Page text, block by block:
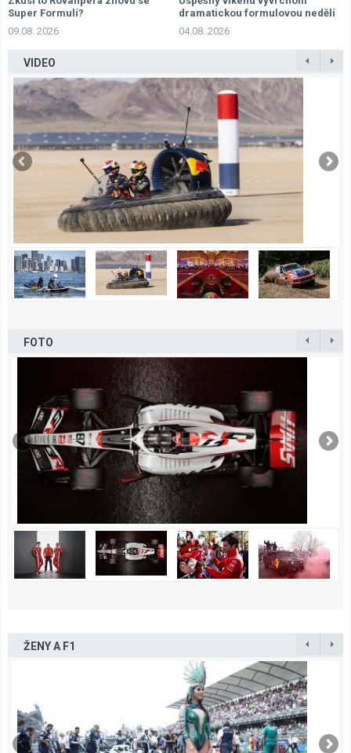
Super Formulí?
09.08. 2026
dramatickou formulovou nedělí
04.08. 2026
VIDEO
FOTO
ŽENY A F1